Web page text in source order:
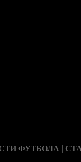
ФУТБОЛА |